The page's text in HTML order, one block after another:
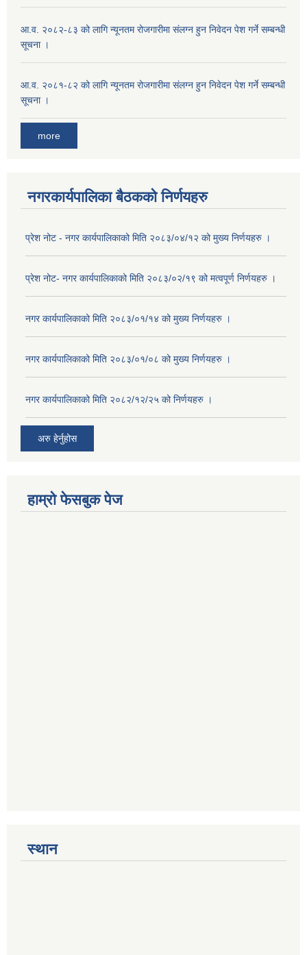
आ.व. २०८२-८३ को लागि न्यूनतम रोजगारीमा संलग्न हुन निवेदन पेश गर्ने सम्बन्धी
सूचना ।
आ.व. २०८१-८२ को लागि न्यूनतम रोजगारीमा संलग्न हुन निवेदन पेश गर्ने सम्बन्धी
सूचना ।
more
नगरकार्यपालिका बैठकको निर्णयहरु
प्रेश नोट - नगर कार्यपालिकाको मिति २०८३/०४/१२ को मुख्य निर्णयहरु ।
प्रेश नोट- नगर कार्यपालिकाको मिति २०८३/०२/१९ को मत्वपूर्ण निर्णयहरु ।
नगर कार्यपालिकाको मिति २०८३/०१/१४ को मुख्य निर्णयहरु ।
नगर कार्यपालिकाको मिति २०८३/०१/०८ को मुख्य निर्णयहरु ।
नगर कार्यपालिकाको मिति २०८२/१२/२५ को निर्णयहरु ।
अरु हेर्नुहोस
हाम्रो फेसबुक पेज
स्थान